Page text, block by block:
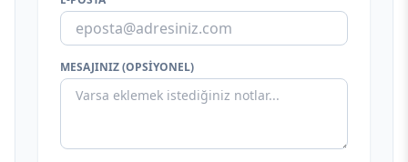
MESAJINIZ (OPSIYONEL)